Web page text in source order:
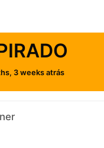
3 weeks atrás